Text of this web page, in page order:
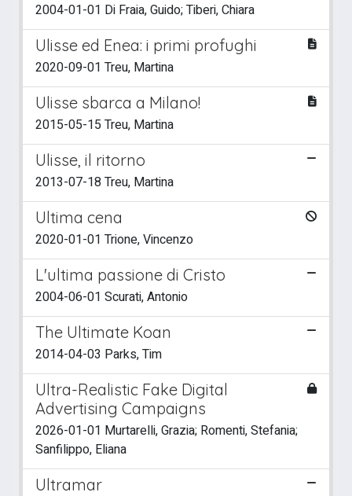
2004-01-01 Di Fraia, Guido; Tiberi, Chiara
Ulisse ed Enea: i primi profughi
2020-09-01 Treu, Martina
Ulisse sbarca a Milano!
2015-05-15 Treu, Martina
Ulisse, il ritorno
2013-07-18 Treu, Martina
Ultima cena
2020-01-01 Trione, Vincenzo
L'ultima passione di Cristo
2004-06-01 Scurati, Antonio
The Ultimate Koan
2014-04-03 Parks, Tim
Ultra-Realistic Fake Digital
Advertising Campaigns
2026-01-01 Murtarelli, Grazia; Romenti, Stefania;
Sanfilippo, Eliana
Ultramar